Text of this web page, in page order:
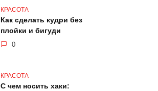
КРАСОТА
Как сделать кудри без
плойки и бигуди
0
КРАСОТА
С чем носить хаки: